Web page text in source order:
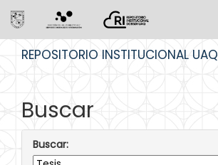
REPOSITORIO INSTITUCIONAL UAQ
Buscar
Buscar: